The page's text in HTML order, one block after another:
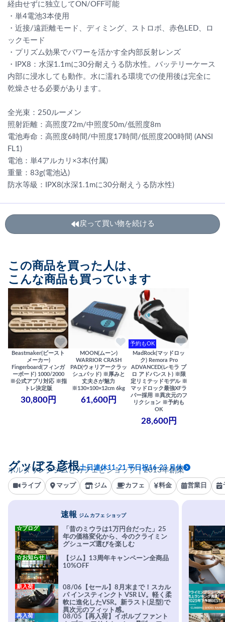
経由せずに独立してON/OFF可能
・単4電池3本使用
・近接/遠距離モード、ディミング、ストロボ、赤色LED、ロ
ックモード
・プリズム効果でパワーを活かす全内部反射レンズ
・IPX8：水深1.1mに30分耐えうる防水性。バッテリーケース
内部に浸水しても動作。水に濡れる環境での使用後は完全に
乾燥させる必要があります。
全光束：250ルーメン
照射距離：高照度72m/中照度50m/低照度8m
電池寿命：高照度6時間/中照度17時間/低照度200時間 (ANSI
FL1)
電池：単4アルカリ×3本(付属)
重量：83g(電池込)
防水等級：IPX8(水深1.1mに30分耐えうる防水性)
戻って買い物を続ける
この商品を買った人は、
こんな商品も買っています
Beastmaker(ビースト
メーカー)
Fingerboard(フィンガ
ーボード) 1000/2000
※公式アプリ対応 ※指
トレ決定版
30,800円
MOON(ムーン)
WARRIOR CRASH
PAD(ウォリアークラッ
シュパッド) ※厚みと
丈夫さが魅力
※130×100×12cm 6kg
61,600円
予約もOK
MadRock(マッドロッ
ク) Remora Pro
ADVANCED(レモラ プ
ロ アドバンスト) ※限
定リミテッドモデル ※
マッドロック最強XFラ
バー採用 ※異次元のフ
リクション ※予約も
OK
28,600円
ボルダリングジムとカフェとショップ｜2013年創業
グッぼる彦根土日連休11-21 平日祝16-23 月休
ライブ マップ ジム カフェ 料金 営業日
速報 ジム カフェ ショップ
「昔のミウラは1万円台だった」25
年の価格変化から、今のクライミン
グシューズ選びを楽しむ
☆ブログ
【ジム】13周年キャンペーン全商品
10%OFF
☆お知らせ
08/06【セール】8月末まで！スカル
パ インスティンクト VSR LV。軽く柔
軟に進化したVSR。新ラスト(足型)で
異次元のフィット感。
新入荷
08/05【再入荷】イボルブ ファント
再入荷